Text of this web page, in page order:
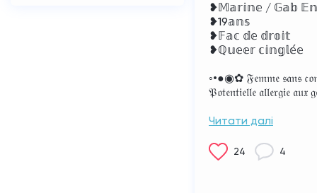
❥𝕄𝕒𝕣𝕚𝕟𝕖 / 𝔾𝕒𝕓
❥19𝕒𝕟𝕤
❥𝔽𝕒𝕔 𝕕𝕖 𝕕𝕣𝕠𝕚𝕥
❥ℚ𝕦𝕖𝕖𝕣 𝕔𝕚𝕟𝕘𝕝𝕖́𝕖
◦•●◉✿ 𝔉𝔢𝔪𝔪𝔢 𝔰𝔞𝔫𝔰
𝔓𝔬𝔱𝔢𝔫𝔱𝔦𝔢𝔩𝔩𝔢 𝔞𝔩𝔩𝔢𝔯𝔤𝔦𝔢
Читати далі
24 4